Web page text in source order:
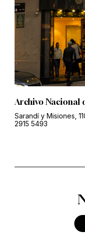
Archivo Nacional
Sarandí y Misiones,
2915 5493